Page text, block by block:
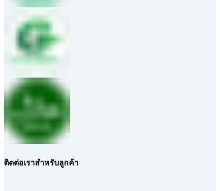
ติดต่อเราสำหรับลูกค้า